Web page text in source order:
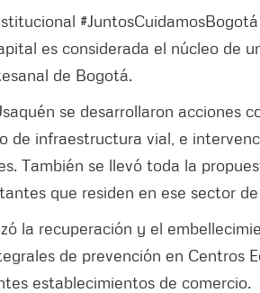
es considerada el núcleo de
de Bogotá.
se desarrollaron acciones
de infraestructura vial, e
También se llevó toda la
que residen en ese sector
la recuperación y el
de prevención en Centros
establecimientos de comercio.